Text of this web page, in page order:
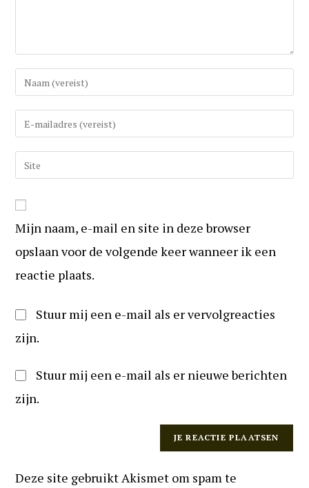
Vul
uw
(gebruikers)naam
om
Vul
uw
e-
mail
om
te
reageren
Vul
uw
URL
in
(optioneel)
Mijn naam, e-mail en site in deze browser
opslaan voor de volgende keer wanneer ik een
reactie plaats.
Stuur mij een e-mail als er vervolgreacties
zijn.
Stuur mij een e-mail als er nieuwe berichten
zijn.
Deze site gebruikt Akismet om spam te